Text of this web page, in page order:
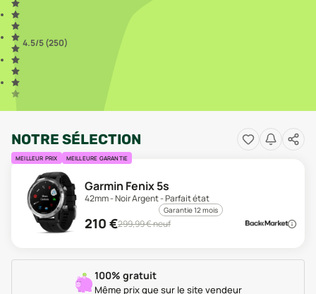
4.5/5 (250)
NOTRE SÉLECTION
MEILLEUR PRIX MEILLEURE GARANTIE
Garmin Fenix 5s
42mm - Noir Argent - Parfait état
Garantie 12 mois
210 €299,99€ neuf
100% gratuit
Même prix que sur le site vendeur